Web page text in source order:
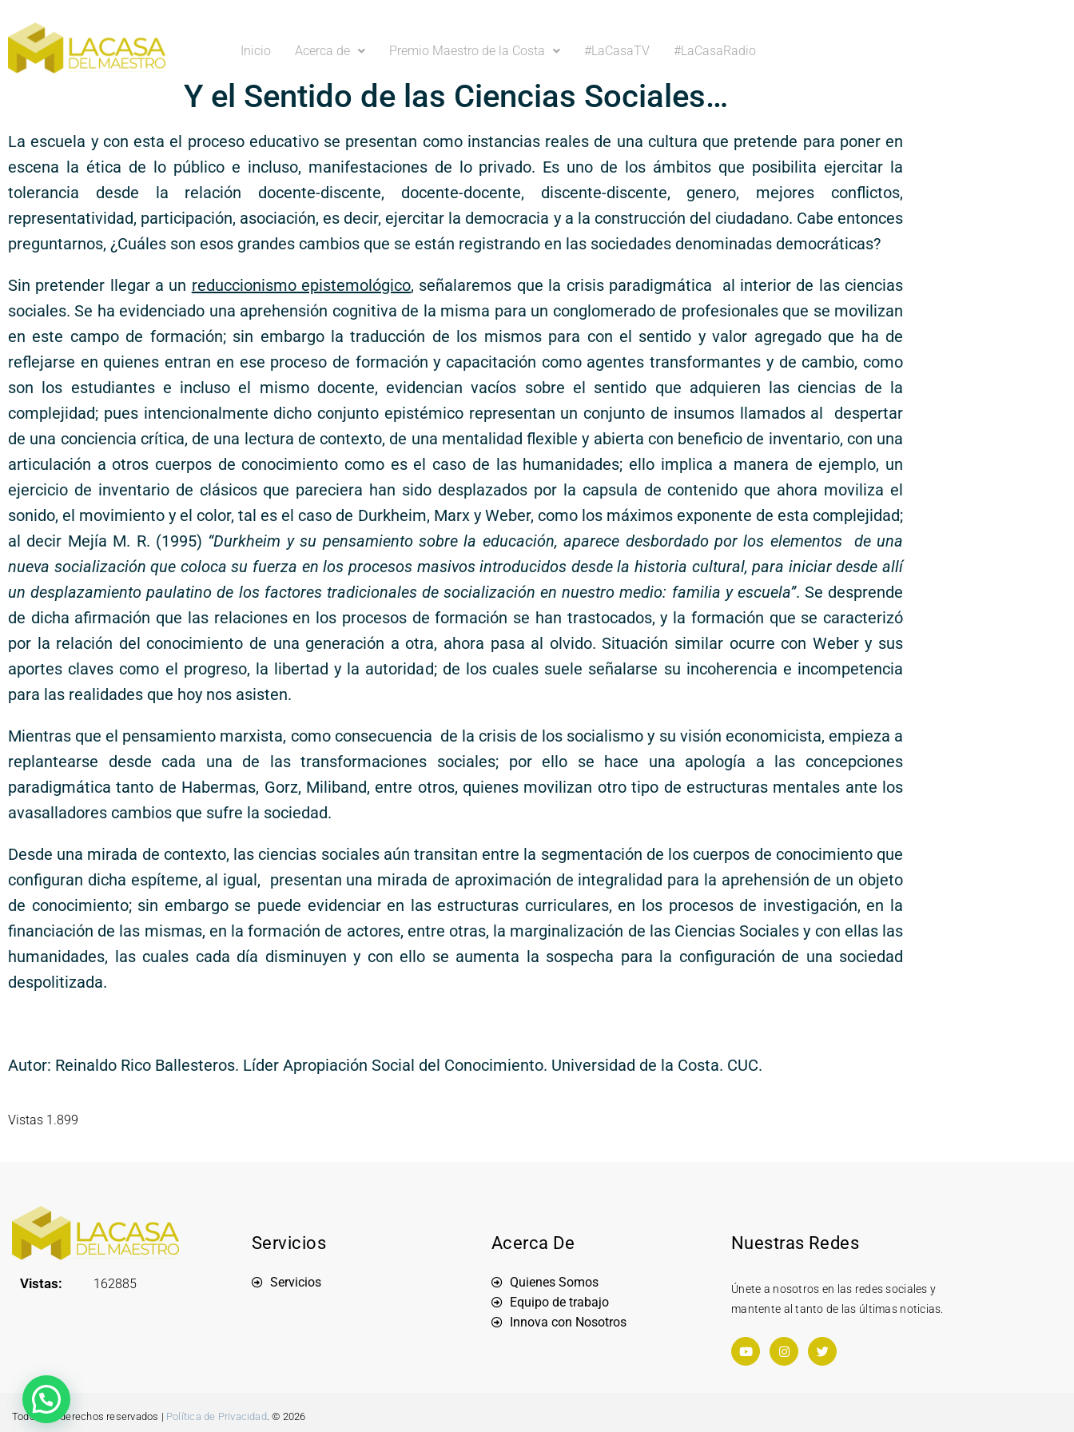
Inicio Acerca de Premio Maestro de la Costa #LaCasaTV #LaCasaRadio
Y el Sentido de las Ciencias Sociales…
La escuela y con esta el proceso educativo se presentan como instancias reales de una cultura que pretende para poner en
escena la ética de lo público e incluso, manifestaciones de lo privado. Es uno de los ámbitos que posibilita ejercitar la
tolerancia desde la relación docente-discente, docente-docente, discente-discente, genero, mejores conflictos,
representatividad, participación, asociación, es decir, ejercitar la democracia y a la construcción del ciudadano. Cabe entonces
preguntarnos, ¿Cuáles son esos grandes cambios que se están registrando en las sociedades denominadas democráticas?
Sin pretender llegar a un reduccionismo epistemológico, señalaremos que la crisis paradigmática al interior de las ciencias
sociales. Se ha evidenciado una aprehensión cognitiva de la misma para un conglomerado de profesionales que se movilizan
en este campo de formación; sin embargo la traducción de los mismos para con el sentido y valor agregado que ha de
reflejarse en quienes entran en ese proceso de formación y capacitación como agentes transformantes y de cambio, como
son los estudiantes e incluso el mismo docente, evidencian vacíos sobre el sentido que adquieren las ciencias de la
complejidad; pues intencionalmente dicho conjunto epistémico representan un conjunto de insumos llamados al despertar
de una conciencia crítica, de una lectura de contexto, de una mentalidad flexible y abierta con beneficio de inventario, con una
articulación a otros cuerpos de conocimiento como es el caso de las humanidades; ello implica a manera de ejemplo, un
ejercicio de inventario de clásicos que pareciera han sido desplazados por la capsula de contenido que ahora moviliza el
sonido, el movimiento y el color, tal es el caso de Durkheim, Marx y Weber, como los máximos exponente de esta complejidad;
al decir Mejía M. R. (1995) “Durkheim y su pensamiento sobre la educación, aparece desbordado por los elementos de una
nueva socialización que coloca su fuerza en los procesos masivos introducidos desde la historia cultural, para iniciar desde allí
un desplazamiento paulatino de los factores tradicionales de socialización en nuestro medio: familia y escuela”. Se desprende
de dicha afirmación que las relaciones en los procesos de formación se han trastocados, y la formación que se caracterizó
por la relación del conocimiento de una generación a otra, ahora pasa al olvido. Situación similar ocurre con Weber y sus
aportes claves como el progreso, la libertad y la autoridad; de los cuales suele señalarse su incoherencia e incompetencia
para las realidades que hoy nos asisten.
Mientras que el pensamiento marxista, como consecuencia de la crisis de los socialismo y su visión economicista, empieza a
replantearse desde cada una de las transformaciones sociales; por ello se hace una apología a las concepciones
paradigmática tanto de Habermas, Gorz, Miliband, entre otros, quienes movilizan otro tipo de estructuras mentales ante los
avasalladores cambios que sufre la sociedad.
Desde una mirada de contexto, las ciencias sociales aún transitan entre la segmentación de los cuerpos de conocimiento que
configuran dicha espíteme, al igual, presentan una mirada de aproximación de integralidad para la aprehensión de un objeto
de conocimiento; sin embargo se puede evidenciar en las estructuras curriculares, en los procesos de investigación, en la
financiación de las mismas, en la formación de actores, entre otras, la marginalización de las Ciencias Sociales y con ellas las
humanidades, las cuales cada día disminuyen y con ello se aumenta la sospecha para la configuración de una sociedad
despolitizada.
Autor: Reinaldo Rico Ballesteros. Líder Apropiación Social del Conocimiento. Universidad de la Costa. CUC.
Vistas 1.899
Vistas: 162885
Servicios
Servicios
Acerca De
Quienes Somos
Equipo de trabajo
Innova con Nosotros
Nuestras Redes
Únete a nosotros en las redes sociales y
mantente al tanto de las últimas noticias.
Todos los derechos reservados | Política de Privacidad. © 2026